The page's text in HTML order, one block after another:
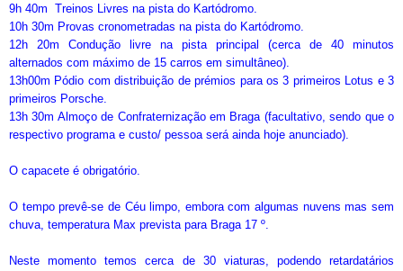
9h 40m Treinos Livres na pista do Kartódromo.
10h 30m Provas cronometradas na pista do Kartódromo.
12h 20m Condução livre na pista principal (cerca de 40 minutos
alternados com máximo de 15 carros em simultâneo).
13h00m Pódio com distribuição de prémios para os 3 primeiros Lotus e 3
primeiros Porsche.
13h 30m Almoço de Confraternização em Braga (facultativo, sendo que o
respectivo programa e custo/ pessoa será ainda hoje anunciado).
O capacete é obrigatório.
O tempo prevê-se de Céu limpo, embora com algumas nuvens mas sem
chuva, temperatura Max prevista para Braga 17 º.
Neste momento temos cerca de 30 viaturas, podendo retardatários